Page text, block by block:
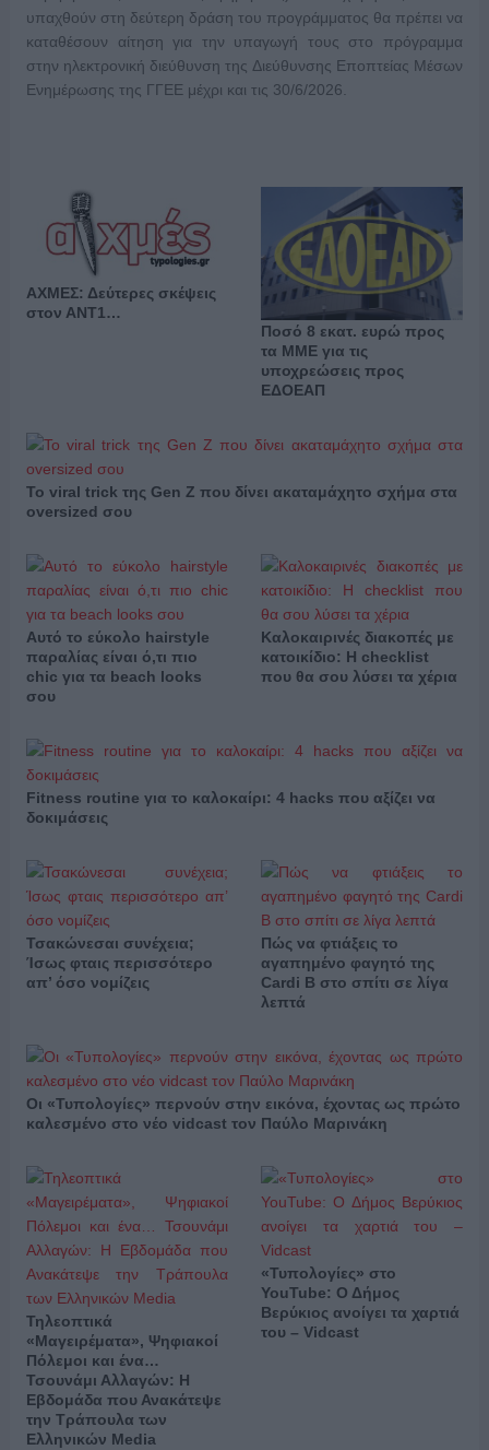
υπαχθούν στη δεύτερη δράση του προγράμματος θα πρέπει να
καταθέσουν αίτηση για την υπαγωγή τους στο πρόγραμμα
στην ηλεκτρονική διεύθυνση της Διεύθυνσης Εποπτείας Μέσων
Ενημέρωσης της ΓΓΕΕ μέχρι και τις 30/6/2026.
ΑΧΜΕΣ: Δεύτερες σκέψεις
στον ΑΝΤ1…
Ποσό 8 εκατ. ευρώ προς
τα ΜΜΕ για τις
υποχρεώσεις προς
ΕΔΟΕΑΠ
Το viral trick της Gen Z που δίνει ακαταμάχητο σχήμα στα
oversized σου
Αυτό το εύκολο hairstyle
παραλίας είναι ό,τι πιο
chic για τα beach looks
σου
Καλοκαιρινές διακοπές με
κατοικίδιο: Η checklist
που θα σου λύσει τα χέρια
Fitness routine για το καλοκαίρι: 4 hacks που αξίζει να
δοκιμάσεις
Τσακώνεσαι συνέχεια;
Ίσως φταις περισσότερο
απ’ όσο νομίζεις
Πώς να φτιάξεις το
αγαπημένο φαγητό της
Cardi B στο σπίτι σε λίγα
λεπτά
Οι «Τυπολογίες» περνούν στην εικόνα, έχοντας ως πρώτο
καλεσμένο στο νέο vidcast τον Παύλο Μαρινάκη
Τηλεοπτικά
«Μαγειρέματα», Ψηφιακοί
Πόλεμοι και ένα…
Τσουνάμι Αλλαγών: Η
Εβδομάδα που Ανακάτεψε
την Τράπουλα των
Ελληνικών Media
«Τυπολογίες» στο
YouTube: Ο Δήμος
Βερύκιος ανοίγει τα χαρτιά
του – Vidcast